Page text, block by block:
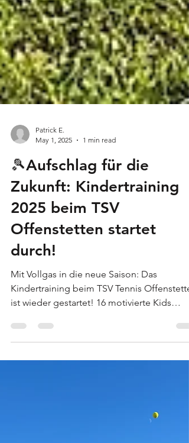
May 1, 2025
1 min read
🎾Aufschlag für die
Zukunft: Kindertraining
2025 beim TSV
Offenstetten startet
durch!
Mit Vollgas in die neue Saison: Das
ist wieder gestartet! 16 motivierte Kids
stehen bereit,...